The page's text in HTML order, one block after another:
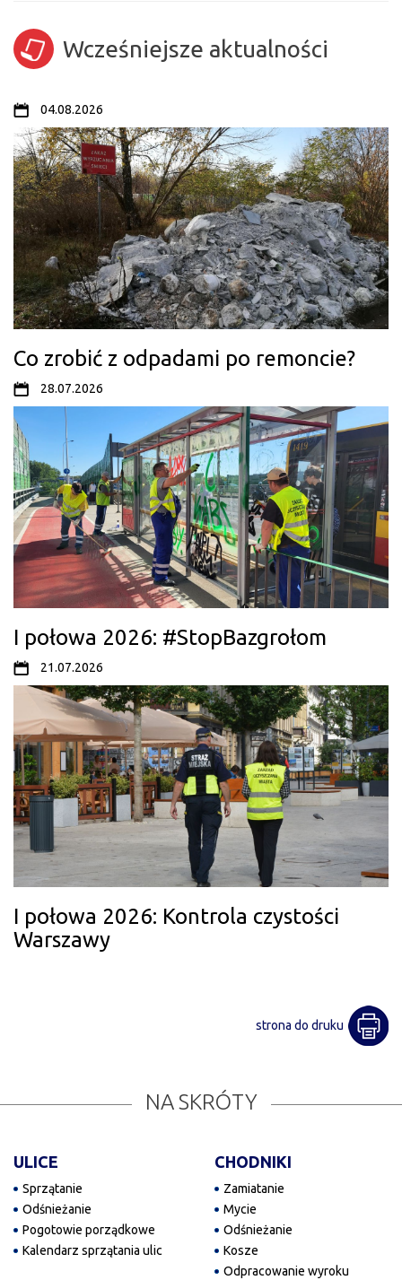
Wcześniejsze aktualności
04.08.2026
Co zrobić z odpadami po remoncie?
28.07.2026
I połowa 2026: #StopBazgrołom
21.07.2026
I połowa 2026: Kontrola czystości
Warszawy
strona do druku
NA SKRÓTY
ULICE
Sprzątanie
Odśnieżanie
Pogotowie porządkowe
Kalendarz sprzątania ulic
CHODNIKI
Zamiatanie
Mycie
Odśnieżanie
Kosze
Odpracowanie wyroku